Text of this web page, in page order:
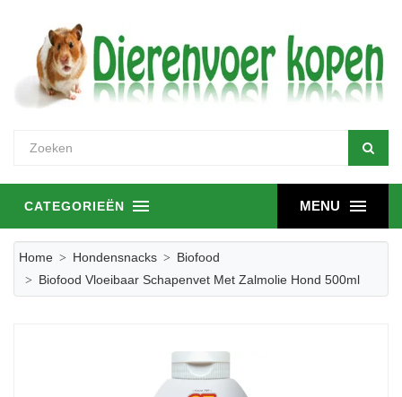
MENU
CATEGORIEËN
Home Hondensnacks
Biofood
Biofood Vloeibaar Schapenvet Met Zalmolie Hond 500ml